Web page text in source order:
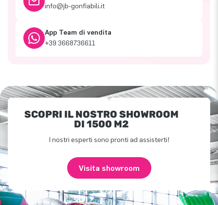
info@jb-gonfiabili.it
App Team di vendita
+39 3668736611
SCOPRI IL NOSTRO SHOWROOM
DI 1500 M2
I nostri esperti sono pronti ad assisterti!
Visita showroom